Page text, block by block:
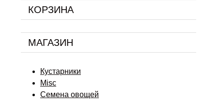
КОРЗИНА
МАГАЗИН
Кустарники
Misc
Семена овощей